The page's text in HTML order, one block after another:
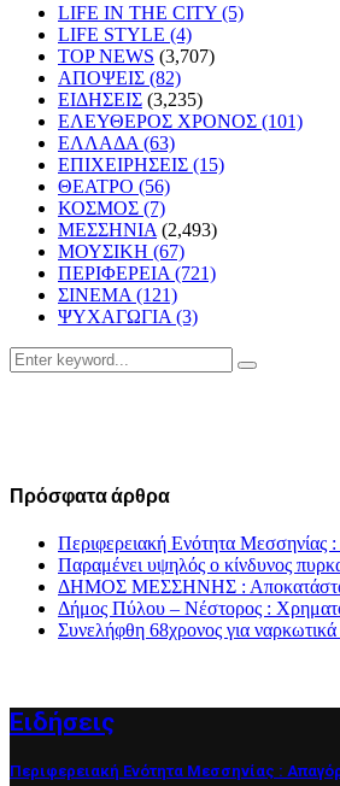
LIFE IN THE CITY (5)
LIFE STYLE (4)
TOP NEWS (3,707)
ΑΠΟΨΕΙΣ (82)
ΕΙΔΗΣΕΙΣ (3,235)
ΕΛΕΥΘΕΡΟΣ ΧΡΟΝΟΣ (101)
ΕΛΛΑΔΑ (63)
ΕΠΙΧΕΙΡΗΣΕΙΣ (15)
ΘΕΑΤΡΟ (56)
ΚΟΣΜΟΣ (7)
ΜΕΣΣΗΝΙΑ (2,493)
ΜΟΥΣΙΚΗ (67)
ΠΕΡΙΦΕΡΕΙΑ (721)
ΣΙΝΕΜΑ (121)
ΨΥΧΑΓΩΓΙΑ (3)
Search
for:
Search
Πρόσφατα άρθρα
Περιφερειακή Ενότητα Μεσσηνίας
Παραμένει υψηλός ο κίνδυνος
ΔΗΜΟΣ ΜΕΣΣΗΝΗΣ : Αποκατάσταση
Δήμος Πύλου – Νέστορος :
Συνελήφθη 68χρονος για
Ειδήσεις
Περιφερειακή Ενότητα Μεσσηνίας :